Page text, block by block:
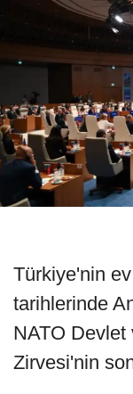
Türkiye'nin
tarihlerinde
⁠NATO Devlet
Zirvesi'nin